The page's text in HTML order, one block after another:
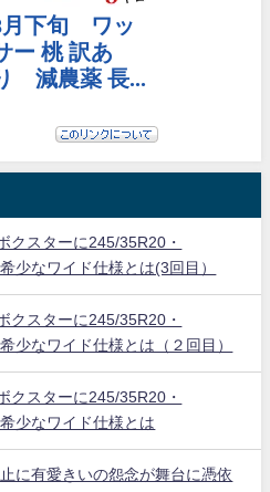
クスターに245/35R20・
少なワイド仕様とは(3回目）
クスターに245/35R20・
少なワイド仕様とは（２回目）
クスターに245/35R20・
少なワイド仕様とは
に有愛きいの怨念が舞台に憑依